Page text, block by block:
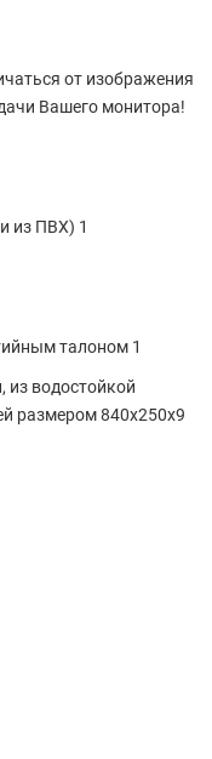
от изображения
Вашего монитора!
из ПВХ) 1
талоном 1
водостойкой
размером 840х250х9